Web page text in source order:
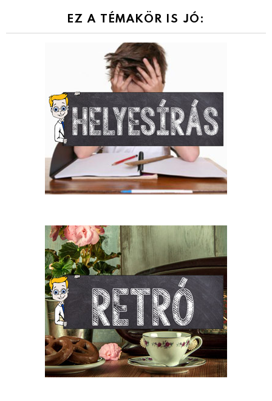
EZ A TÉMAKÖR IS JÓ: